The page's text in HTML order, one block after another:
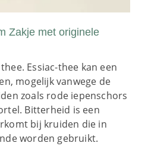
Zakje met originele
Essiac-thee kan een
mogelijk vanwege de
zoals rode iepenschors
Bitterheid is een
bij kruiden die in
worden gebruikt.